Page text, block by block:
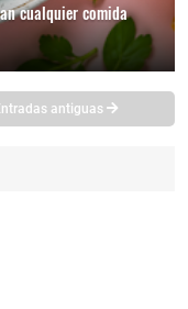
cualquier comida
antiguas